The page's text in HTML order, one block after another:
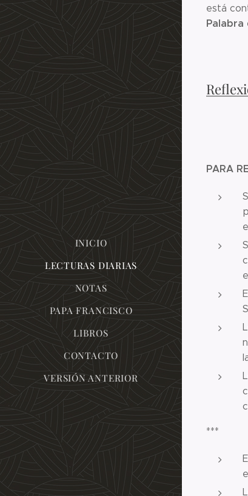
INICIO
LECTURAS DIARIAS
NOTAS
PAPA FRANCISCO
LIBROS
CONTACTO
VERSIÓN ANTERIOR
está
Palabra
PARA
***